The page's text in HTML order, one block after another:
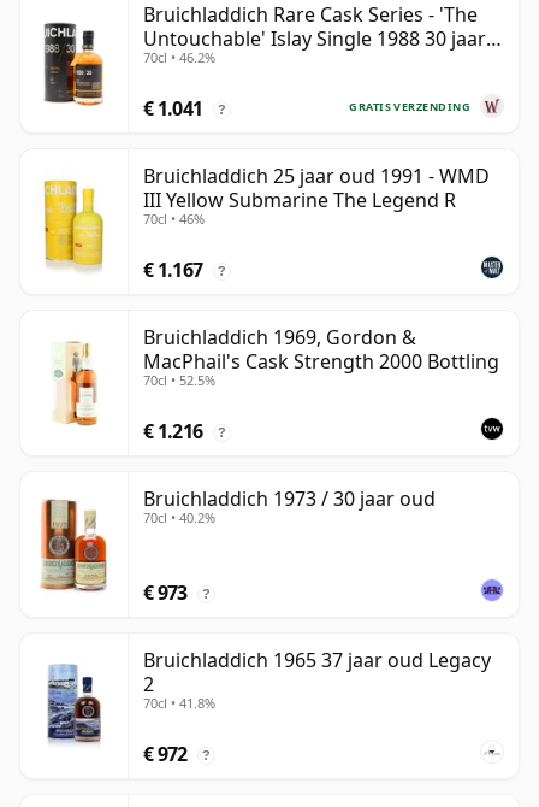
Bruichladdich Rare Cask Series - 'The
Untouchable' Islay Single 1988 30 jaar
oud
70cl • 46.2%
GRATIS VERZENDING
€ 1.041 ?
Bruichladdich 25 jaar oud 1991 - WMD
III Yellow Submarine The Legend R
70cl • 46%
€ 1.167 ?
Bruichladdich 1969, Gordon &
MacPhail's Cask Strength 2000 Bottling
70cl • 52.5%
€ 1.216 ?
Bruichladdich 1973 / 30 jaar oud
70cl • 40.2%
€ 973 ?
Bruichladdich 1965 37 jaar oud Legacy
2
70cl • 41.8%
€ 972 ?